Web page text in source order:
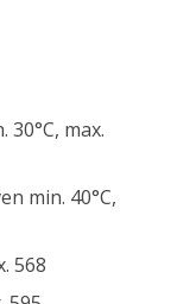
max.
min. 40°C,
568